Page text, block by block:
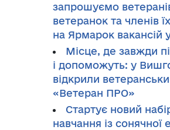
запрошуємо
ветеранок та членів
на Ярмарок вакансій
Місце, де завжди
і допоможуть: у
відкрили
«Ветеран ПРО»
Стартує новий
навчання із сонячної